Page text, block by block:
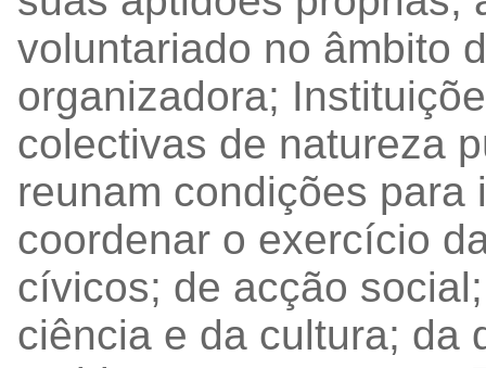
voluntariado no âmbito
organizadora;
colectivas de natureza
reunam condições para
coordenar o exercício
cívicos; de acção
ciência e da cultura; da